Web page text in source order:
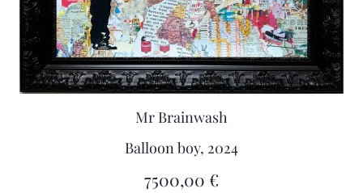
Mr Brainwash
Balloon boy, 2024
7500,00 €